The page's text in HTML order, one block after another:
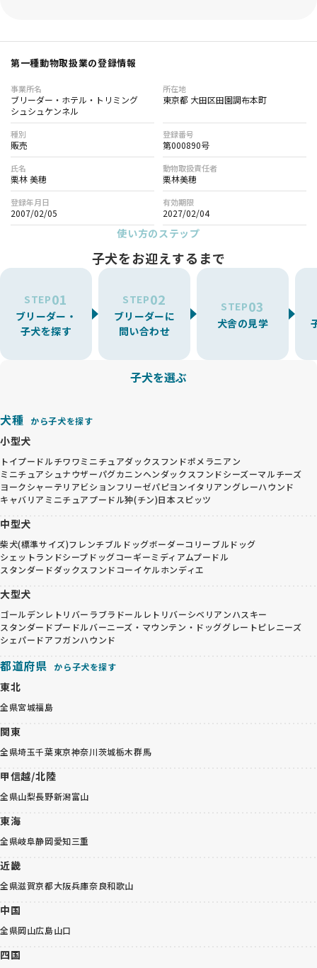
第一種動物取扱業の登録情報
事業所名
ブリーダー・ホテル・トリミング
シュシュケンネル
所在地
東京都 大田区田園調布本町
種別
販売
登録番号
第000890号
氏名
栗林 美穂
動物取扱責任者
栗林美穂
登録年月日
2007/02/05
有効期限
2027/02/04
使い方のステップ
子犬をお迎えするまで
STEP01
ブリーダー・
子犬を探す
STEP02
ブリーダーに
問い合わせ
STEP03
犬舎の見学
子犬を選ぶ
犬種 から子犬を探す
小型犬
トイプードルチワワミニチュアダックスフンドポメラニアン
ミニチュアシュナウザーパグカニンヘンダックスフンドシーズーマルチーズ
ヨークシャーテリアビションフリーゼパピヨンイタリアングレーハウンド
キャバリア ミニチュアプードル狆(チン)日本スピッツ
中型犬
柴犬(標準サイズ)フレンチブルドッグボーダーコリーブルドッグ
シェットランドシープドッグコーギーミディアムプードル
スタンダードダックスフンドコーイケルホンディエ
大型犬
ゴールデンレトリバー ラブラドールレトリバーシベリアンハスキー
スタンダードプードルバーニーズ・マウンテン・ドッググレートピレニーズ
シェパードアフガンハウンド
都道府県 から子犬を探す
東北
全県宮城福島
関東
全県埼玉千葉東京神奈川茨城栃木群馬
甲信越/北陸
全県山梨長野新潟富山
東海
全県岐阜静岡愛知三重
近畿
全県滋賀京都大阪兵庫奈良和歌山
中国
全県岡山広島山口
四国